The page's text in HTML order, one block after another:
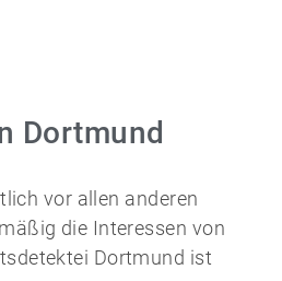
Dortmund
vor allen anderen
die Interessen von
Dortmund ist